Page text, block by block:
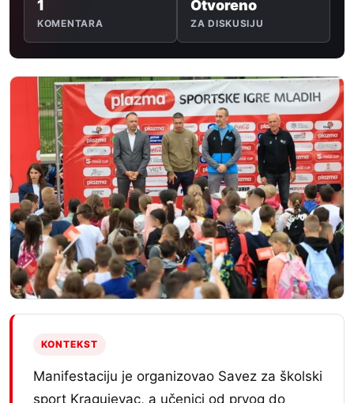
1
KOMENTARA
Otvoreno
ZA DISKUSIJU
KONTEKST
Manifestaciju je organizovao Savez za školski
sport Kragujevac, a učenici od prvog do